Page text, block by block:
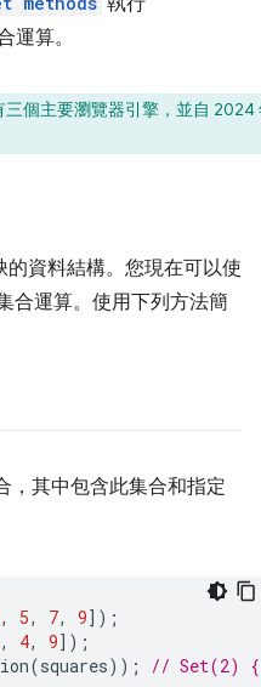
運算。
個主要瀏覽器引擎，並自 2024
資料結構。您現在可以使
合運算。使用下列方法簡
，其中包含此集合和指定
, 5, 7, 9]);
, 4, 9]);
(squares)); // Set(2)